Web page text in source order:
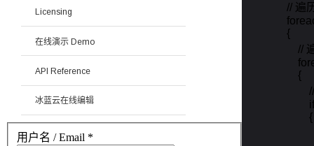
                {
                    {
                        {
Licensing
在线演示 Demo
API Reference
冰蓝云在线编辑
用户名 / Email *